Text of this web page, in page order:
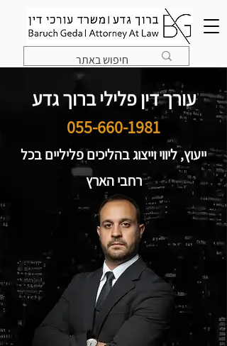
עורך דין פלילי ברוך גדע
055-660-1981
ייעוץ, ליווי וייצוג בהליכים פליליים בכל
רחבי הארץ